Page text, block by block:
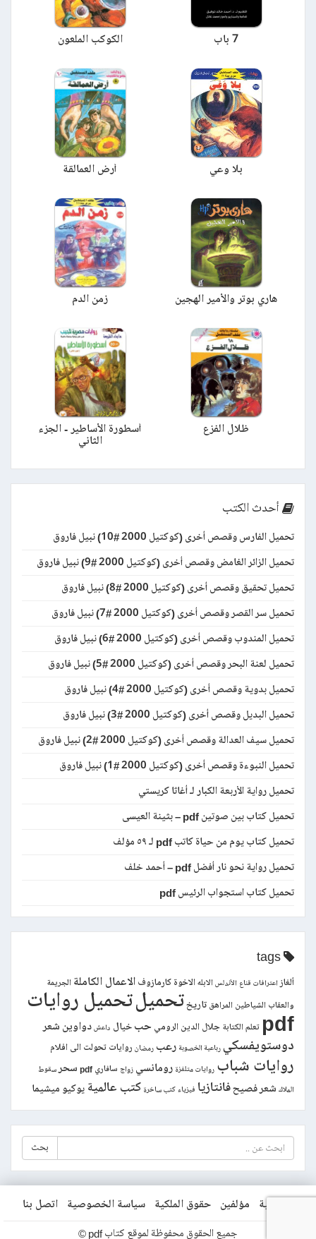
7 باب الكوكب الملعون
بلا وعي أرض العمالقة
هاري بوتر والأمير الهجين زمن الدم
ظلال الفزع أسطورة الأساطير - الجزء
الثاني
أحدث الكتب
تحميل الفارس وقصص أخرى (كوكتيل 2000 #10) نبيل فاروق
تحميل الزائر الغامض وقصص أخرى (كوكتيل 2000 #9) نبيل فاروق
تحميل تحقيق وقصص أخرى (كوكتيل 2000 #8) نبيل فاروق
تحميل سر القصر وقصص أخرى (كوكتيل 2000 #7) نبيل فاروق
تحميل المندوب وقصص أخرى (كوكتيل 2000 #6) نبيل فاروق
تحميل لعنة البحر وقصص أخرى (كوكتيل 2000 #5) نبيل فاروق
تحميل بدوية وقصص أخرى (كوكتيل 2000 #4) نبيل فاروق
تحميل البديل وقصص أخرى (كوكتيل 2000 #3) نبيل فاروق
تحميل سيف العدالة وقصص أخرى (كوكتيل 2000 #2) نبيل فاروق
تحميل النبوءة وقصص أخرى (كوكتيل 2000 #1) نبيل فاروق
تحميل رواية الأربعة الكبار لـ أغاثا كريستي
تحميل كتاب بين صوتين pdf – بثينة العيسى
تحميل كتاب يوم من حياة كاتب pdf لـ ٥٩ مؤلف
تحميل رواية نحو نار أفضل pdf – أحمد خلف
تحميل كتاب استجواب الرئيس pdf
ألغاز اعترافات قناع الأندلس الابلهالاخوة كارمازوف الاعمال الكاملة الجريمة
والعقاب الشياطين المراهق تاريختحميلتحميل روايات
pdf تعلم الكتابة جلال الدين الرومي حب خيال داعش دواوين شعر
دوستويفسكي رباعية الخصوبة رعب رمضان روايات تحولت الى افلام
روايات شباب روايات متلفزة رومانسي زواج سافاري pdf سحر سقوط
الملاك شعر فصيحفانتازيا فيزياء كتب ساخرة كتب عالمية يوكيو ميشيما
بحث
الرئيسية مؤلفين حقوق الملكية سياسة الخصوصية اتصل بنا
جميع الحقوق محفوظة لموقع كتاب pdf ©